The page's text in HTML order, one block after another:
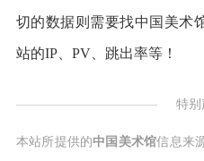
切的数据则需要找中国美术
站的IP、PV、跳出率等！
特别
本站所提供的中国美术馆信息来